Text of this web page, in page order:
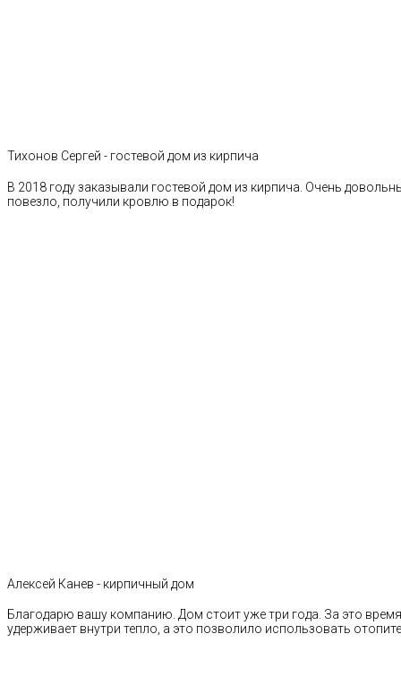
Тихонов Сергей - гостевой дом из кирпича
В 2018 году заказывали гостевой дом из кирпича. Очень
повезло, получили кровлю в подарок!
Алексей Канев - кирпичный дом
Благодарю вашу компанию. Дом стоит уже три года. За это
удерживает внутри тепло, а это позволило использовать